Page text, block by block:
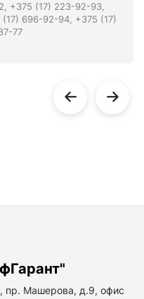
+375 (17) 223-92-93,
(17) 696-92-94, +375 (17)
77
пр. Машерова, д.9, офис